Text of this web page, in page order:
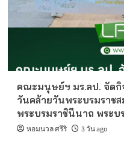
คณะมนุษย์ฯ มร.ลป. จัดกิ
วันคล้ายวันพระบรมราช
พระบรมราชินีนาถ พระ
หอมนวล ศรีริ 3 วัน ago